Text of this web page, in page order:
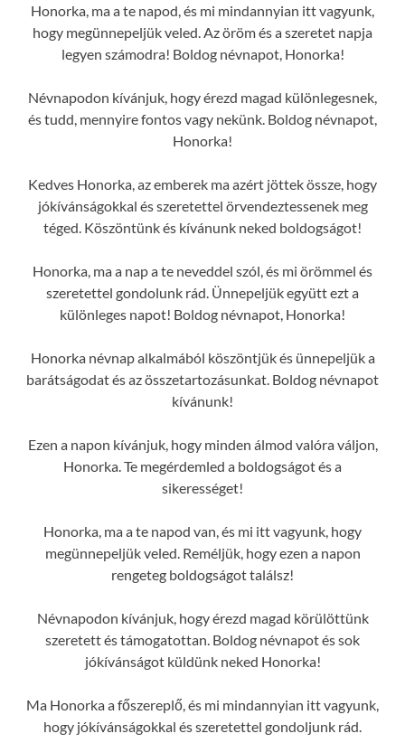
Honorka, ma a te napod, és mi mindannyian itt vagyunk,
hogy megünnepeljük veled. Az öröm és a szeretet napja
legyen számodra! Boldog névnapot, Honorka!
Névnapodon kívánjuk, hogy érezd magad különlegesnek,
és tudd, mennyire fontos vagy nekünk. Boldog névnapot,
Honorka!
Kedves Honorka, az emberek ma azért jöttek össze, hogy
jókívánságokkal és szeretettel örvendeztessenek meg
téged. Köszöntünk és kívánunk neked boldogságot!
Honorka, ma a nap a te neveddel szól, és mi örömmel és
szeretettel gondolunk rád. Ünnepeljük együtt ezt a
különleges napot! Boldog névnapot, Honorka!
Honorka névnap alkalmából köszöntjük és ünnepeljük a
barátságodat és az összetartozásunkat. Boldog névnapot
kívánunk!
Ezen a napon kívánjuk, hogy minden álmod valóra váljon,
Honorka. Te megérdemled a boldogságot és a
sikerességet!
Honorka, ma a te napod van, és mi itt vagyunk, hogy
megünnepeljük veled. Reméljük, hogy ezen a napon
rengeteg boldogságot találsz!
Névnapodon kívánjuk, hogy érezd magad körülöttünk
szeretett és támogatottan. Boldog névnapot és sok
jókívánságot küldünk neked Honorka!
Ma Honorka a főszereplő, és mi mindannyian itt vagyunk,
hogy jókívánságokkal és szeretettel gondoljunk rád.